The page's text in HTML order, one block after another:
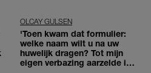
OLCAY GULSEN
'Toen kwam dat formulier:
welke naam wilt u na uw
huwelijk dragen? Tot mijn
eigen verbazing aarzelde ik